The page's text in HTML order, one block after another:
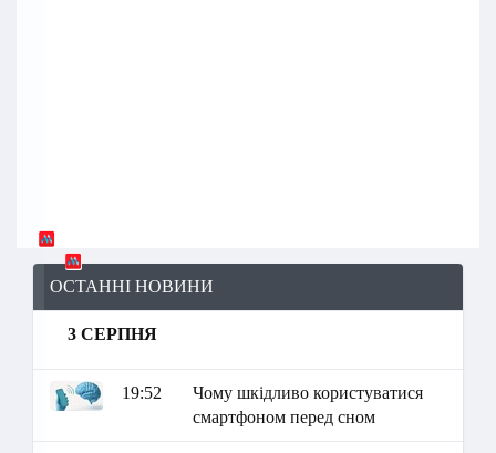
ОСТАННІ НОВИНИ
3 СЕРПНЯ
19:52
Чому шкідливо користуватися
смартфоном перед сном